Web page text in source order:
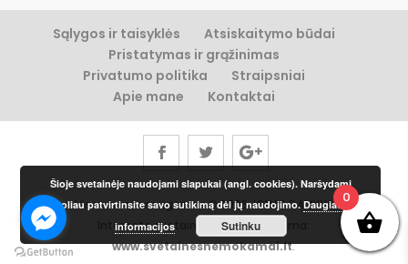
Sąlygos ir taisyklės
Atsiskaitymo būdai
Pristatymas ir grąžinimas
Privatumo politika
Straipsniai
Apie mane
Kontaktai
Visos teisės saugomos © 2026 JONAS DAMKUS
Interneto svetainių kūrimas ir nuoma:
www.svetainesnemokamai.lt.
0
Šioje svetainėje naudojami slapukai (angl. cookies). Naršydami
toliau patvirtinsite savo sutikimą dėl jų naudojimo.Daugiau
informacijos
Sutinku